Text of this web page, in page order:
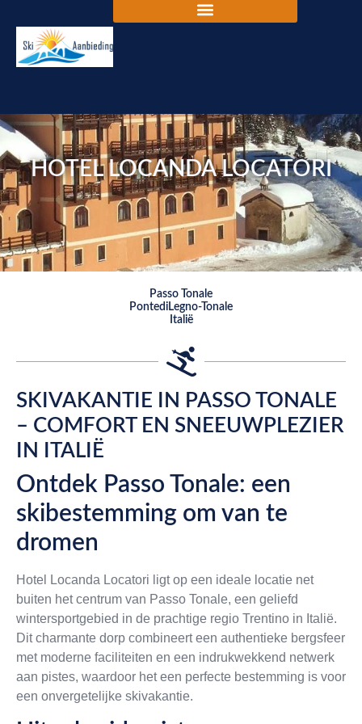
HOTEL LOCANDA LOCATORI
Passo Tonale
PontediLegno-Tonale
Italië
SKIVAKANTIE IN PASSO TONALE
– COMFORT EN SNEEUWPLEZIER
IN ITALIË
Ontdek Passo Tonale: een
skibestemming om van te
dromen
Hotel Locanda Locatori ligt op een ideale locatie net
buiten het centrum van Passo Tonale, een geliefd
wintersportgebied in de prachtige regio Trentino in Italië.
Dit charmante dorp combineert een authentieke bergsfeer
met moderne faciliteiten en een indrukwekkend netwerk
aan pistes, waardoor het een perfecte bestemming is voor
een onvergetelijke skivakantie.